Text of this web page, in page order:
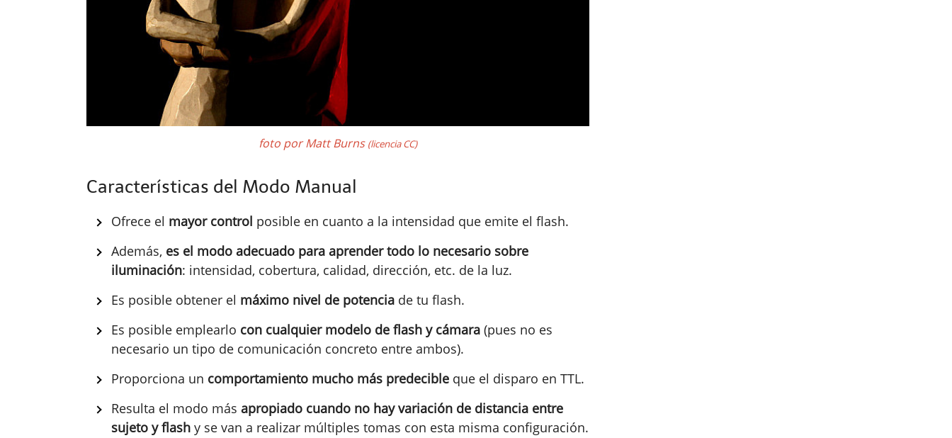
foto por Matt Burns (licencia CC)
Características del Modo Manual
Ofrece el mayor control posible en cuanto a la intensidad que emite el flash.
Además, es el modo adecuado para aprender todo lo necesario sobre
iluminación: intensidad, cobertura, calidad, dirección, etc. de la luz.
Es posible obtener el máximo nivel de potencia de tu flash.
Es posible emplearlo con cualquier modelo de flash y cámara (pues no es
necesario un tipo de comunicación concreto entre ambos).
Proporciona un comportamiento mucho más predecible que el disparo en TTL.
Resulta el modo más apropiado cuando no hay variación de distancia entre
sujeto y flash y se van a realizar múltiples tomas con esta misma configuración.